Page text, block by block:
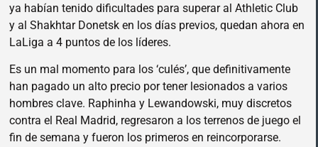
ya habían tenido dificultades para superar al Athletic Club
y al Shakhtar Donetsk en los días previos, quedan ahora en
LaLiga a 4 puntos de los líderes.
Es un mal momento para los ‘culés’, que definitivamente
han pagado un alto precio por tener lesionados a varios
hombres clave. Raphinha y Lewandowski, muy discretos
contra el Real Madrid, regresaron a los terrenos de juego el
fin de semana y fueron los primeros en reincorporarse.